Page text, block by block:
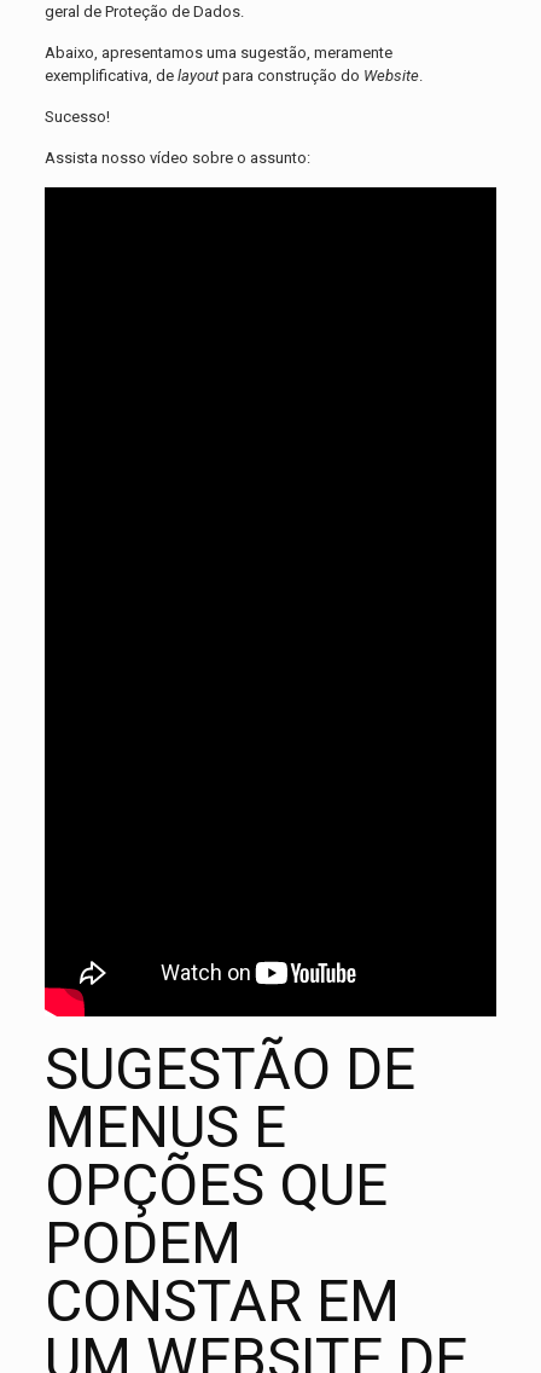
geral de Proteção de Dados.
Abaixo, apresentamos uma sugestão, meramente
exemplificativa, de layoutpara construção do Website.
Sucesso!
Assista nosso vídeo sobre o assunto:
SUGESTÃO DE
MENUS E
OPÇÕES QUE
PODEM
CONSTAR EM